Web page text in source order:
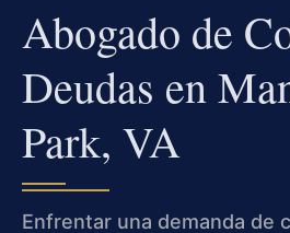
Abogado de
Deudas en
Park, VA
Enfrentar una demanda de